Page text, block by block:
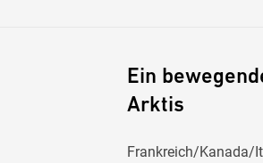
Ein
Arktis
Frankreich/Kanada/